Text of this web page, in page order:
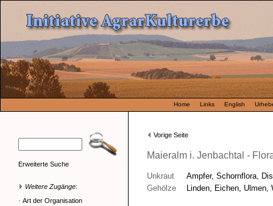
Home Links English
Erweiterte Suche
Weitere Zugänge:
· Art der Organisation
Vorige Seite
Maieralm i. Jenbachtal -
Unkraut
Ampfer, Schornflora,
Gehölze
Linden, Eichen, Ulmen,